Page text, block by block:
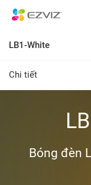
LB1-White
Chi tiết
Bóng đèn